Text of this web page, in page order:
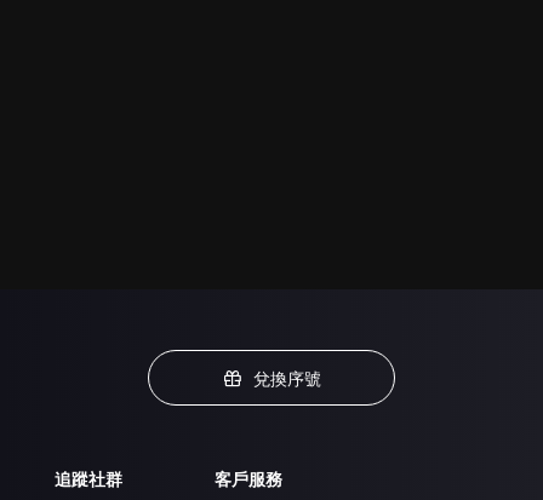
兌換序號
追蹤社群 客戶服務